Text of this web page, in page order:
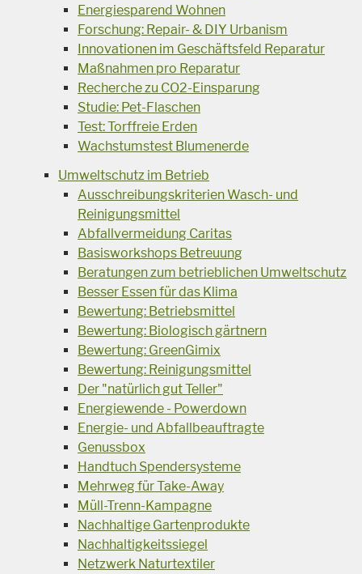
Energiesparend Wohnen
Forschung: Repair- & DIY Urbanism
Innovationen im Geschäftsfeld Reparatur
Maßnahmen pro Reparatur
Recherche zu CO2-Einsparung
Studie: Pet-Flaschen
Test: Torffreie Erden
Wachstumstest Blumenerde
Umweltschutz im Betrieb
Ausschreibungskriterien Wasch- und
Reinigungsmittel
Abfallvermeidung Caritas
Basisworkshops Betreuung
Beratungen zum betrieblichen Umweltschutz
Besser Essen für das Klima
Bewertung: Betriebsmittel
Bewertung: Biologisch gärtnern
Bewertung: GreenGimix
Bewertung: Reinigungsmittel
Der "natürlich gut Teller"
Energiewende - Powerdown
Energie- und Abfallbeauftragte
Genussbox
Handtuch Spendersysteme
Mehrweg für Take-Away
Müll-Trenn-Kampagne
Nachhaltige Gartenprodukte
Nachhaltigkeitssiegel
Netzwerk Naturtextiler